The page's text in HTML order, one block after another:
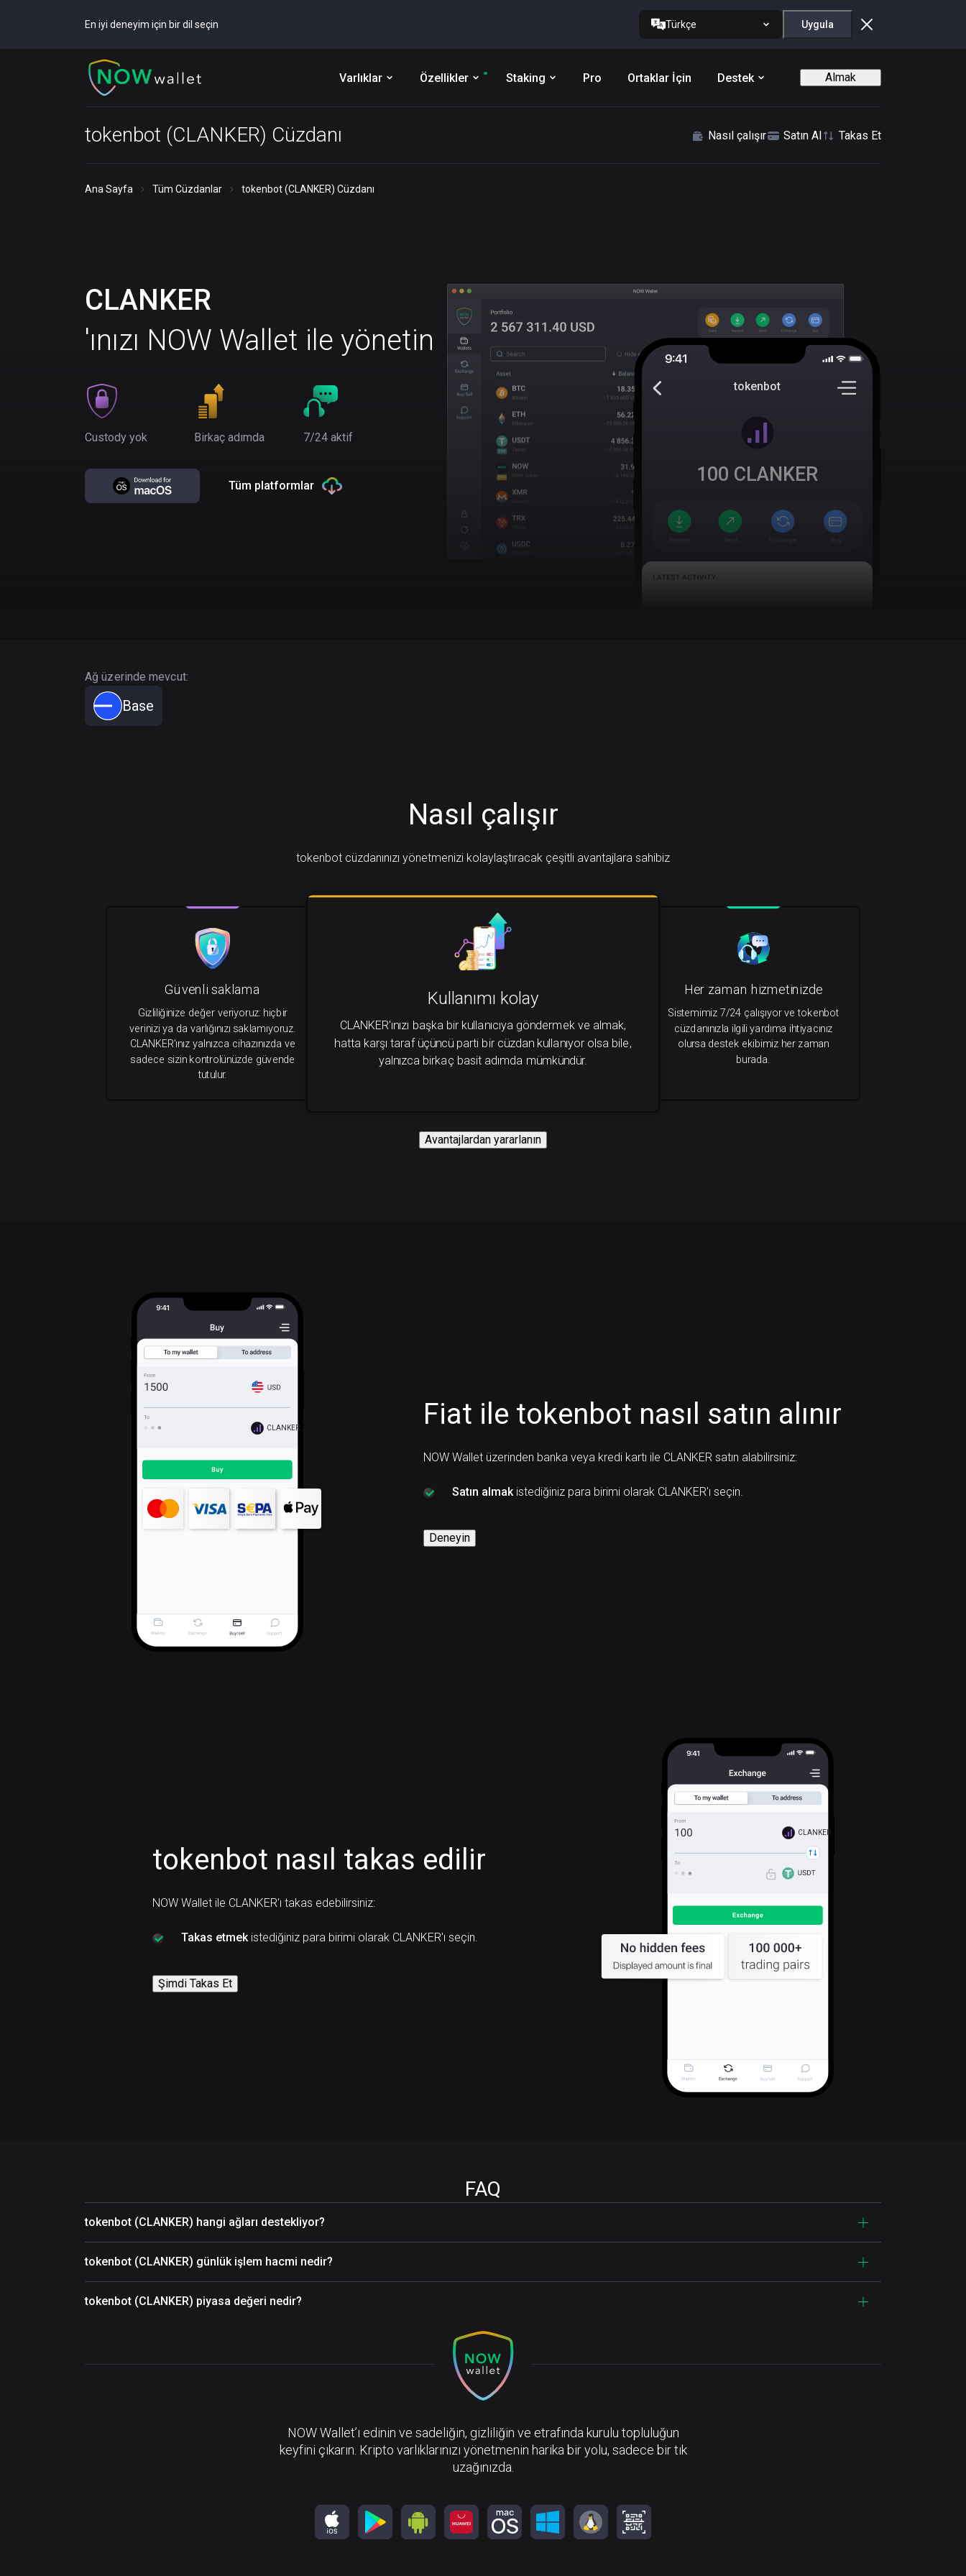
En iyi deneyim için bir dil seçin Türkçe Uygula
Varlıklar Özellikler Staking Pro Ortaklar İçin Destek Almak
tokenbot (CLANKER) Cüzdanı Nasıl çalışır Satın Al Takas Et
Ana Sayfa Tüm Cüzdanlar tokenbot (CLANKER) Cüzdanı
CLANKER
'ınızı NOW Wallet ile yönetin
Custody yok Birkaç adımda 7/24 aktif
Tüm platformlar
tokenbot
100 CLANKER
Ağ üzerinde mevcut:
Base
Nasıl çalışır
tokenbot cüzdanınızı yönetmenizi kolaylaştıracak çeşitli avantajlara sahibiz
Kullanımı kolay
CLANKER'ınızı başka bir kullanıcıya göndermek ve almak,
hatta karşı taraf üçüncü parti bir cüzdan kullanıyor olsa bile,
yalnızca birkaç basit adımda mümkündür.
Her zaman hizmetinizde
Sistemimiz 7/24 çalışıyor ve tokenbot
cüzdanınızla ilgili yardıma ihtiyacınız
olursa destek ekibimiz her zaman
burada.
Güvenli saklama
Gizliliğinize değer veriyoruz: hiçbir
verinizi ya da varlığınızı saklamıyoruz.
CLANKER'ınız yalnızca cihazınızda ve
sadece sizin kontrolünüzde güvende
tutulur.
Avantajlardan yararlanın
CLANKER Fiat ile tokenbot nasıl satın alınır
NOW Wallet üzerinden banka veya kredi kartı ile CLANKER satın alabilirsiniz:
Satın almakistediğiniz para birimi olarak CLANKER'ı seçin.
Deneyin
CLANKER
tokenbot nasıl takas edilir
NOW Wallet ile CLANKER'ı takas edebilirsiniz:
Takas etmekistediğiniz para birimi olarak CLANKER'ı seçin.
Şimdi Takas Et
FAQ
tokenbot (CLANKER) hangi ağları destekliyor?
tokenbot (CLANKER) günlük işlem hacmi nedir?
tokenbot (CLANKER) piyasa değeri nedir?
NOW Wallet’ı edinin ve sadeliğin, gizliliğin ve etrafında kurulu topluluğun
keyfini çıkarın. Kripto varlıklarınızı yönetmenin harika bir yolu, sadece bir tık
uzağınızda.